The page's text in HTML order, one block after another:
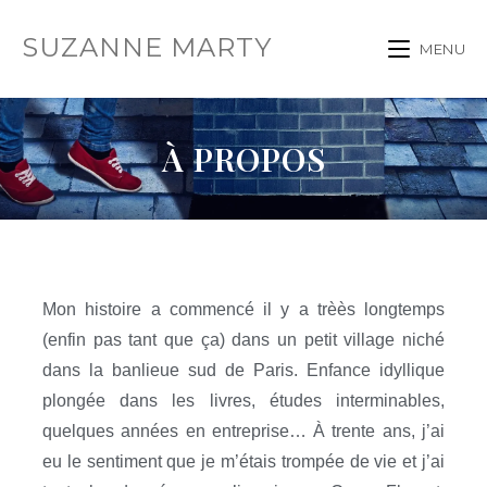
SUZANNE MARTY MENU
À PROPOS
Mon histoire a commencé il y a trèès longtemps
(enfin pas tant que ça) dans un petit village niché
dans la banlieue sud de Paris. Enfance idyllique
plongée dans les livres, études interminables,
quelques années en entreprise… À trente ans, j’ai
eu le sentiment que je m’étais trompée de vie et j’ai